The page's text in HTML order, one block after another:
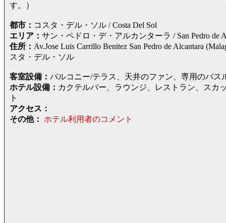
す。）
都市： コスタ・デル・ソル / Costa Del Sol
エリア： サン・ペドロ・デ・アルカンターラ / San Pedro de
住所： Av.Jose Luis Carrillo Benitez San Pedro de
スタ・デル・ソル
客室設備： バルコニー/テラス、天井のファン、専用のバス
ホテル設備： カクテルバー、ラウンジ、レストラン、スカ
ト
アクセス：
その他：
ホテル利用者のコメント